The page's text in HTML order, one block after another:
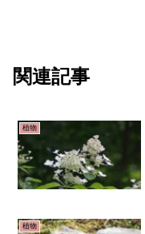
関連記事
植物
植物